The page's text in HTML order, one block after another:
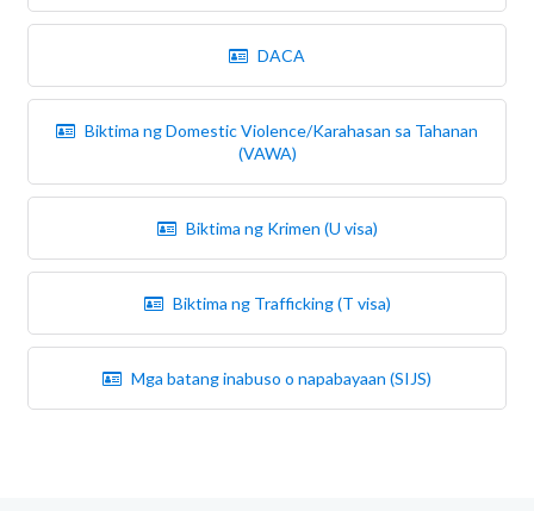
DACA
Biktima ng Domestic Violence/Karahasan sa Tahanan
(VAWA)
Biktima ng Krimen (U visa)
Biktima ng Trafficking (T visa)
Mga batang inabuso o napabayaan (SIJS)